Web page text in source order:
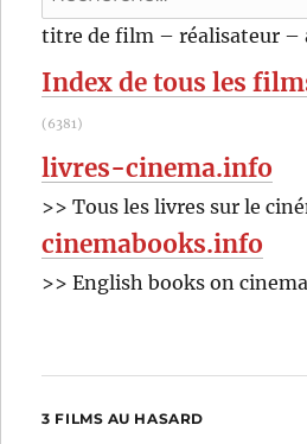
pour
titre de film – réalisateur –
Index de tous les
(6381)
livres-cinema.info
>> Tous les livres sur le
cinemabooks.info
>> English books on cinema
3 FILMS AU HASARD